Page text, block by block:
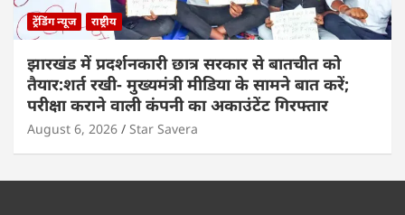
ट्रेंडिंग न्यूज राष्ट्रीय
झारखंड में प्रदर्शनकारी छात्र सरकार से बातचीत को
तैयार:शर्त रखी- मुख्यमंत्री मीडिया के सामने बात करें;
परीक्षा कराने वाली कंपनी का अकाउंटेंट गिरफ्तार
August 6, 2026 Star Savera